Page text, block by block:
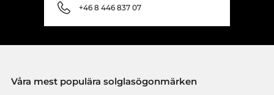
+46 8 446 837 07
Våra mest populära solglasögonmärken